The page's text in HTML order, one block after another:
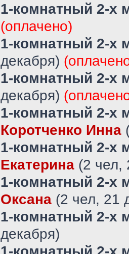
1-комнатный 2-х
(оплачено)
1-комнатный 2-х
декабря)
1-комнатный 2-х
декабря)
1-комнатный 2-х
Коротченко Инна
1-комнатный 2-х
Екатерина (2 чел,
1-комнатный 2-х
Оксана (2 чел, 21
1-комнатный 2-х
декабря)